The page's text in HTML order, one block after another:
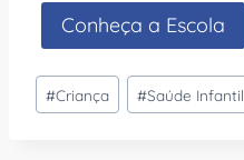
Conheça a Escola
Tags
do
#Criança #Saúde Infantil